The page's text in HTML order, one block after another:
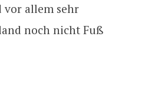
vor allem sehr
noch nicht Fuß